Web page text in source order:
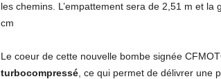
les chemins. L’empattement sera de 2,51 m et
cm
Le coeur de cette nouvelle bombe signée
turbocompressé, ce qui permet de délivrer une